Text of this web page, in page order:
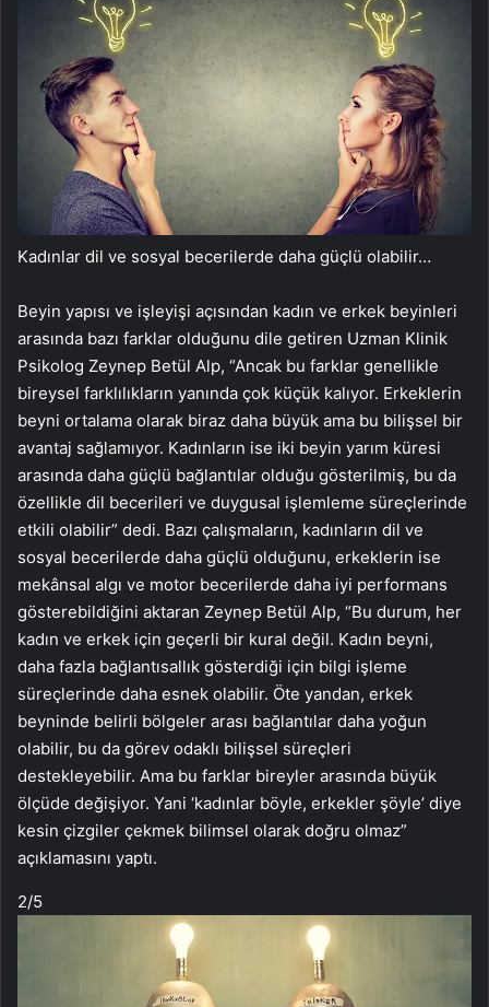
Kadınlar dil ve sosyal becerilerde daha güçlü olabilir…
Beyin yapısı ve işleyişi açısından kadın ve erkek beyinleri
arasında bazı farklar olduğunu dile getiren Uzman Klinik
Psikolog Zeynep Betül Alp, “Ancak bu farklar genellikle
bireysel farklılıkların yanında çok küçük kalıyor. Erkeklerin
beyni ortalama olarak biraz daha büyük ama bu bilişsel bir
avantaj sağlamıyor. Kadınların ise iki beyin yarım küresi
arasında daha güçlü bağlantılar olduğu gösterilmiş, bu da
özellikle dil becerileri ve duygusal işlemleme süreçlerinde
etkili olabilir” dedi. Bazı çalışmaların, kadınların dil ve
sosyal becerilerde daha güçlü olduğunu, erkeklerin ise
mekânsal algı ve motor becerilerde daha iyi performans
gösterebildiğini aktaran Zeynep Betül Alp, “Bu durum, her
kadın ve erkek için geçerli bir kural değil. Kadın beyni,
daha fazla bağlantısallık gösterdiği için bilgi işleme
süreçlerinde daha esnek olabilir. Öte yandan, erkek
beyninde belirli bölgeler arası bağlantılar daha yoğun
olabilir, bu da görev odaklı bilişsel süreçleri
destekleyebilir. Ama bu farklar bireyler arasında büyük
ölçüde değişiyor. Yani ‘kadınlar böyle, erkekler şöyle’ diye
kesin çizgiler çekmek bilimsel olarak doğru olmaz”
açıklamasını yaptı.
2/5